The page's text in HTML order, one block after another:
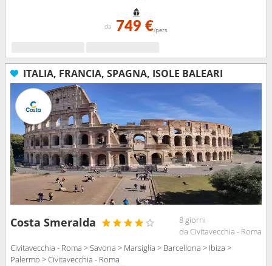
da 749 €/pers
ITALIA, FRANCIA, SPAGNA, ISOLE BALEARI
Costa Smeralda
8 giorni
da Civitavecchia - Roma
Civitavecchia - Roma > Savona > Marsiglia > Barcellona > Ibiza >
Palermo > Civitavecchia - Roma